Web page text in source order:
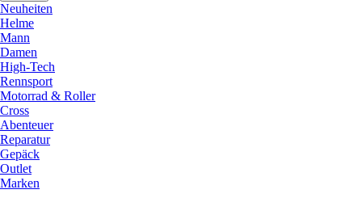
Neuheiten
Helme
Mann
Damen
High-Tech
Rennsport
Motorrad & Roller
Cross
Abenteuer
Reparatur
Gepäck
Outlet
Marken